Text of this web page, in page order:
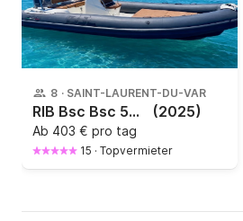
8 · SAINT-LAURENT-DU-VAR
RIB Bsc Bsc 57 Limited édition 130PS (2025)
Ab 403 € pro tag
15 · Topvermieter